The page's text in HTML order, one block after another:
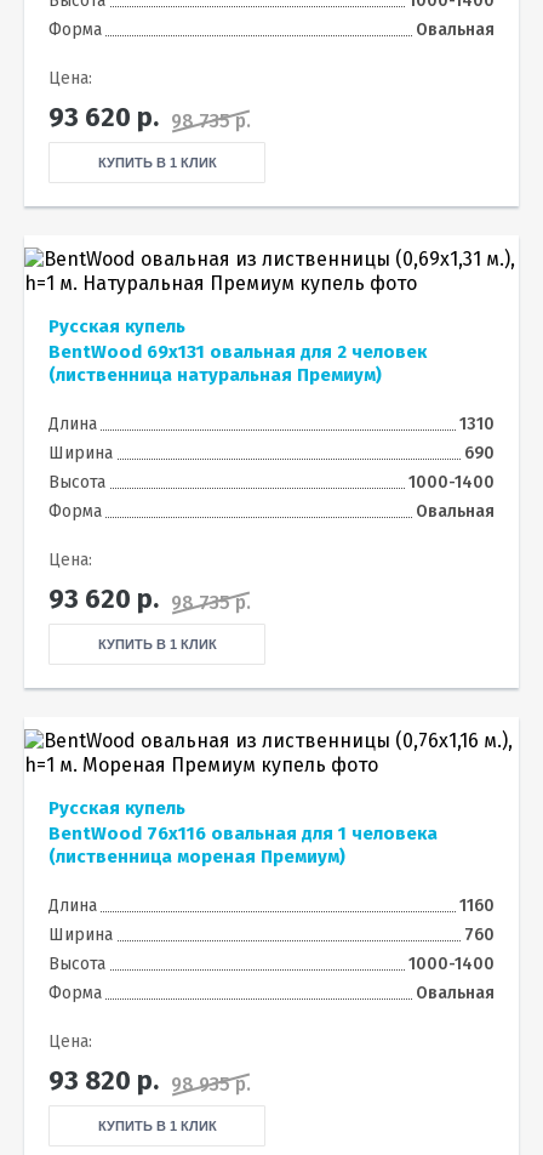
Форма
Овальная
Цена:
93 620 р. 98 735 р.
КУПИТЬ В 1 КЛИК
Русская купель
BentWood 69х131 овальная для 2 человек
(лиственница натуральная Премиум)
Длина
1310
Ширина
690
Высота
1000-1400
Форма
Овальная
Цена:
93 620 р. 98 735 р.
КУПИТЬ В 1 КЛИК
Русская купель
BentWood 76х116 овальная для 1 человека
(лиственница мореная Премиум)
Длина
1160
Ширина
760
Высота
1000-1400
Форма
Овальная
Цена:
93 820 р. 98 935 р.
КУПИТЬ В 1 КЛИК